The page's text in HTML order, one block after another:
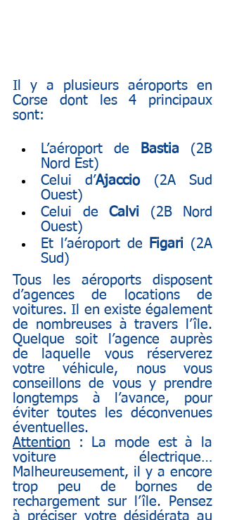
Il y a plusieurs aéroports en
Corse dont les 4 principaux
sont:
L’aéroport de Bastia (2B
Nord Est)
Celui d’Ajaccio (2A Sud
Ouest)
Celui de Calvi (2B Nord
Ouest)
Et l’aéroport de
Figari (2A
Sud)
Tous les aéroports disposent
d’agences de locations de
voitures. Il en existe également
de nombreuses à travers l’île.
Quelque soit l’agence auprès
de laquelle vous réserverez
votre véhicule, nous vous
conseillons de vous y prendre
longtemps à l’avance, pour
éviter toutes les déconvenues
éventuelles.
Attention : La mode est à la
voiture électrique…
Malheureusement, il y a encore
trop peu de bornes de
rechargement sur l’île. Pensez
à préciser votre désidérata au